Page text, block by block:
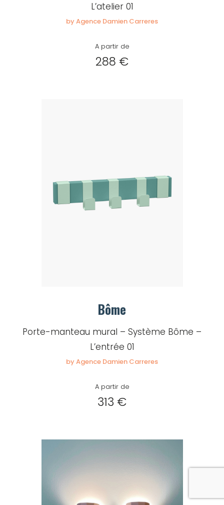
L’atelier 01
by Agence Damien Carreres
A partir de
288 €
Bôme
Porte-manteau mural – Système Bôme –
L’entrée 01
by Agence Damien Carreres
A partir de
313 €